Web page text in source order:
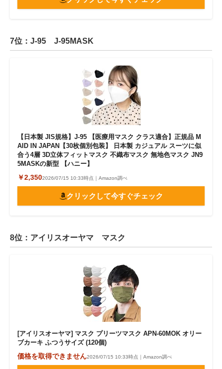
7位：J-95 J-95MASK
【日本製 JIS規格】J-95 【医療用マスク クラス適合】正規品 M
AID IN JAPAN【30枚個別包装】 日本製 カジュアル スーツに似
合う4層 3D立体フィットマスク 不織布マスク 無地色マスク JN9
5MASKの新型 【ハニー】
￥2,3502026/07/15 10:33時点｜Amazon調べ
クリックして今すぐチェック
8位：アイリスオーヤマ マスク
[アイリスオーヤマ] マスク プリーツマスク APN-60MOK オリー
ブカーキ ふつうサイズ (120個)
価格を取得できません2026/07/15 10:33時点｜Amazon調べ